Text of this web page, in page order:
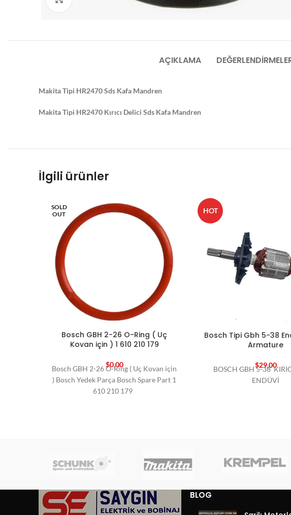
AÇIKLAMA
Makita Tipi HR2470 Sds Kafa Mandren
Makita Tipi HR2470 Kırıcı Delici Sds Kafa Mandren
İlgili ürünler
SOLD
OUT
Bosch GBH 2-26 O-Ring ( Uç
Kovan için ) 1 610 210 179
$0,00
Bosch GBH 2-26 O-Ring ( Uç Kovan için
) Bosch Yedek Parça Bosch Spare Part 1
610 210 179
HOT
Bosch Tipi Gbh 5-38
Armature
$29,00
BOSCH GBH 5-38
ENDÜVİ
BLOG